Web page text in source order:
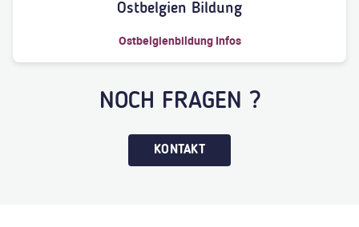
Ostbelgien Bildung
Ostbelgienbildung Infos
NOCH FRAGEN ?
KONTAKT